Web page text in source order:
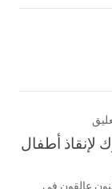
لإنقاذ أطفال
عالقون في